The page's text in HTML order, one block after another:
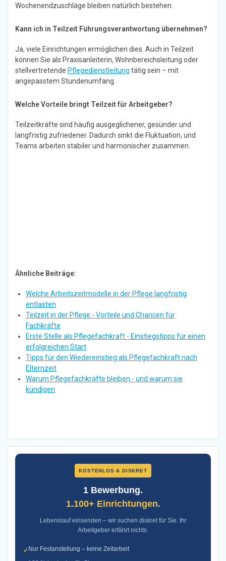
Wochenendzuschläge bleiben natürlich bestehen.
Kann ich in Teilzeit Führungsverantwortung übernehmen?
Ja, viele Einrichtungen ermöglichen dies. Auch in Teilzeit
können Sie als Praxisanleiterin, Wohnbereichsleitung oder
stellvertretende Pflegedienstleitung tätig sein – mit
angepasstem Stundenumfang.
Welche Vorteile bringt Teilzeit für Arbeitgeber?
Teilzeitkräfte sind häufig ausgeglichener, gesünder und
langfristig zufriedener. Dadurch sinkt die Fluktuation, und
Teams arbeiten stabiler und harmonischer zusammen.
Ähnliche Beiträge:
Welche Arbeitszeitmodelle in der Pflege langfristig
entlasten
Teilzeit in der Pflege - Vorteile und Chancen für
Fachkräfte
Erste Stelle als Pflegefachkraft - Einstiegstipps für einen
erfolgreichen Start
Tipps für den Wiedereinstieg als Pflegefachkraft nach
Elternzeit
Warum Pflegefachkräfte bleiben - und warum sie
kündigen
KOSTENLOS & DISKRET
1 Bewerbung.
1.100+ Einrichtungen.
Lebenslauf einsenden – wir suchen diskret für Sie. Ihr
Arbeitgeber erfährt nichts.
✓Nur Festanstellung – keine Zeitarbeit